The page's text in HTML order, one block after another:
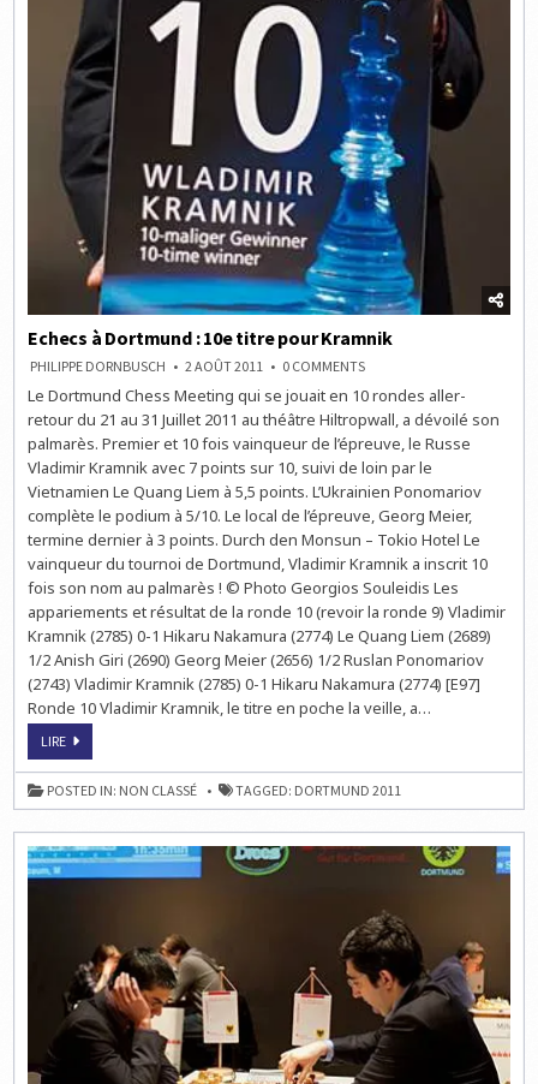
Echecs à Dortmund : 10e titre pour Kramnik
PHILIPPE DORNBUSCH 2 AOÛT 2011 0 COMMENTSON
À
DORTMUND
:
TITRE
POUR
KRAMNIK
Le Dortmund Chess Meeting qui se jouait en 10 rondes aller-
retour du 21 au 31 Juillet 2011 au théâtre Hiltropwall, a dévoilé son
palmarès. Premier et 10 fois vainqueur de l’épreuve, le Russe
Vladimir Kramnik avec 7 points sur 10, suivi de loin par le
Vietnamien Le Quang Liem à 5,5 points. L’Ukrainien Ponomariov
complète le podium à 5/10. Le local de l’épreuve, Georg Meier,
termine dernier à 3 points. Durch den Monsun – Tokio Hotel Le
vainqueur du tournoi de Dortmund, Vladimir Kramnik a inscrit 10
fois son nom au palmarès ! © Photo Georgios Souleidis Les
appariements et résultat de la ronde 10 (revoir la ronde 9) Vladimir
Kramnik (2785) 0-1 Hikaru Nakamura (2774) Le Quang Liem (2689)
1/2 Anish Giri (2690) Georg Meier (2656) 1/2 Ruslan Ponomariov
(2743) Vladimir Kramnik (2785) 0-1 Hikaru Nakamura (2774) [E97]
Ronde 10 Vladimir Kramnik, le titre en poche la veille, a…
LIREECHECS
DORTMUND
:
10E
TITRE
POSTED IN: NON CLASSÉ TAGGED: DORTMUND 2011